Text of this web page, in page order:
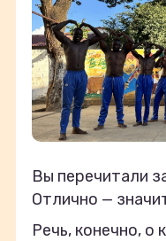
Вы перечитали
Отлично —
Речь, конечно, о